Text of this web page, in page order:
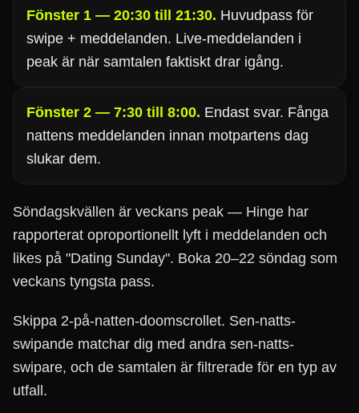
Fönster 1 — 20:30 till 21:30. Huvudpass för
swipe + meddelanden. Live-meddelanden i
peak är när samtalen faktiskt drar igång.
Fönster 2 — 7:30 till 8:00. Endast svar. Fånga
nattens meddelanden innan motpartens dag
slukar dem.
Söndagskvällen är veckans peak — Hinge har
rapporterat oproportionellt lyft i meddelanden och
likes på "Dating Sunday". Boka 20–22 söndag som
veckans tyngsta pass.
Skippa 2-på-natten-doomscrollet. Sen-natts-
swipande matchar dig med andra sen-natts-
swipare, och de samtalen är filtrerade för en typ av
utfall.